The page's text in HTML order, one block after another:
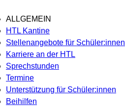
ALLGEMEIN
HTL Kantine
Stellenangebote für Schüler:innen
Karriere an der HTL
Sprechstunden
Termine
Unterstützung für Schüler:innen
Beihilfen